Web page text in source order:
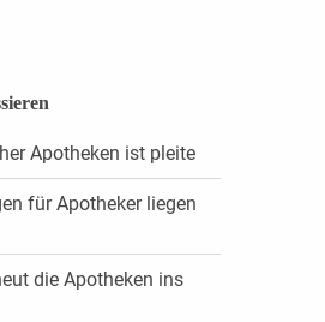
Apotheken ist pleite
für Apotheker liegen
die Apotheken ins